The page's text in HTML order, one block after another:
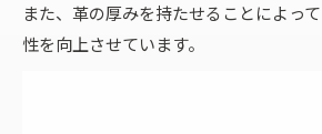
また、革の厚みを持たせることによっ
性を向上させています。